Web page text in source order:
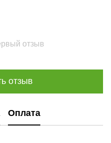
отзыв
отзыв
Оплата